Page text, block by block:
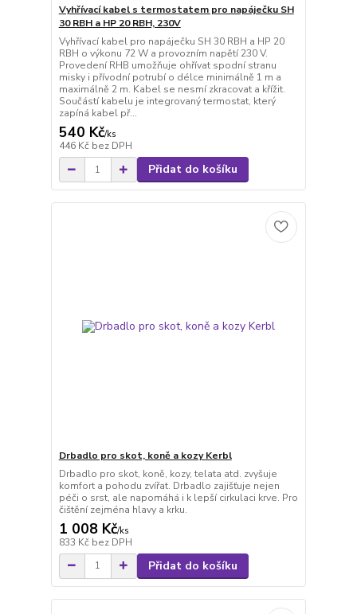
Vyhřívací kabel s termostatem pro napáječku SH
30 RBH a HP 20 RBH, 230V
Vyhřívací kabel pro napáječku SH 30 RBH a HP 20
RBH o výkonu 72 W a provozním napětí 230 V.
Provedení RHB umožňuje ohřívat spodní stranu
misky i přívodní potrubí o délce minimálně 1 m a
maximálně 2 m. Kabel se nesmí zkracovat a křížit.
Součástí kabelu je integrovaný termostat, který
zapíná kabel př...
540 Kč/ks
446 Kč bez DPH
Přidat do košíku
Drbadlo pro skot, koně a kozy Kerbl
Drbadlo pro skot, koně, kozy, telata atd. zvyšuje
komfort a pohodu zvířat. Drbadlo zajišťuje nejen
péči o srst, ale napomáhá i k lepší cirkulaci krve. Pro
čištění zejména hlavy a krku.
1 008 Kč/ks
833 Kč bez DPH
Přidat do košíku